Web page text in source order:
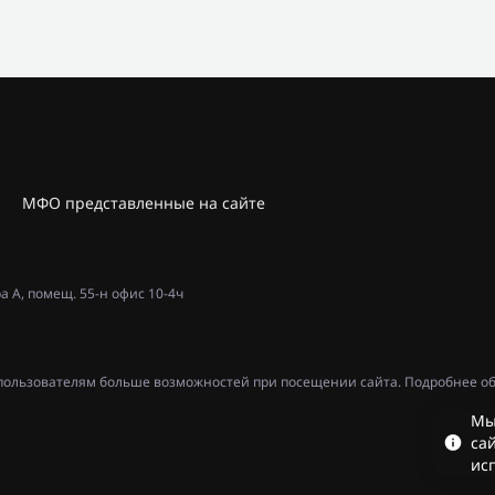
МФО представленные на сайте
А, помещ. 55-н офис 10-4ч
больше возможностей при посещении сайта. Подробнее